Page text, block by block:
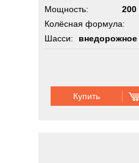
Мощность:
200
Колёсная формула:
Шасси:
внедорожное
Купить